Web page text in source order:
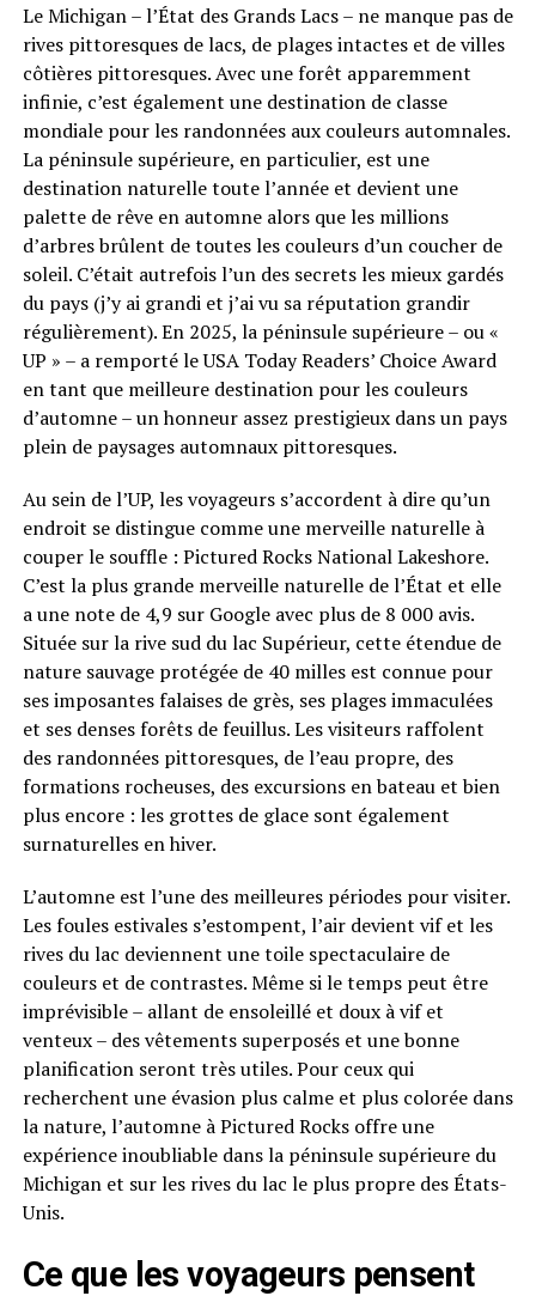
Le Michigan – l’État des Grands Lacs – ne manque pas de
rives pittoresques de lacs, de plages intactes et de villes
côtières pittoresques. Avec une forêt apparemment
infinie, c’est également une destination de classe
mondiale pour les randonnées aux couleurs automnales.
La péninsule supérieure, en particulier, est une
destination naturelle toute l’année et devient une
palette de rêve en automne alors que les millions
d’arbres brûlent de toutes les couleurs d’un coucher de
soleil. C’était autrefois l’un des secrets les mieux gardés
du pays (j’y ai grandi et j’ai vu sa réputation grandir
régulièrement). En 2025, la péninsule supérieure – ou «
UP » – a remporté le USA Today Readers’ Choice Award
en tant que meilleure destination pour les couleurs
d’automne – un honneur assez prestigieux dans un pays
plein de paysages automnaux pittoresques.
Au sein de l’UP, les voyageurs s’accordent à dire qu’un
endroit se distingue comme une merveille naturelle à
couper le souffle : Pictured Rocks National Lakeshore.
C’est la plus grande merveille naturelle de l’État et elle
a une note de 4,9 sur Google avec plus de 8 000 avis.
Située sur la rive sud du lac Supérieur, cette étendue de
nature sauvage protégée de 40 milles est connue pour
ses imposantes falaises de grès, ses plages immaculées
et ses denses forêts de feuillus. Les visiteurs raffolent
des randonnées pittoresques, de l’eau propre, des
formations rocheuses, des excursions en bateau et bien
plus encore : les grottes de glace sont également
surnaturelles en hiver.
L’automne est l’une des meilleures périodes pour visiter.
Les foules estivales s’estompent, l’air devient vif et les
rives du lac deviennent une toile spectaculaire de
couleurs et de contrastes. Même si le temps peut être
imprévisible – allant de ensoleillé et doux à vif et
venteux – des vêtements superposés et une bonne
planification seront très utiles. Pour ceux qui
recherchent une évasion plus calme et plus colorée dans
la nature, l’automne à Pictured Rocks offre une
expérience inoubliable dans la péninsule supérieure du
Michigan et sur les rives du lac le plus propre des États-
Unis.
Ce que les voyageurs pensent